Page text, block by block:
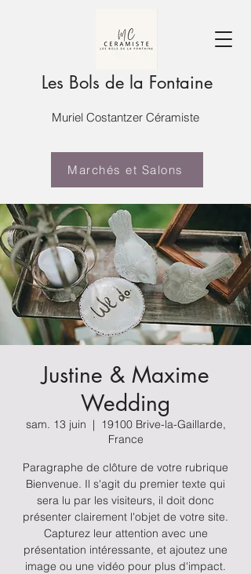
Les Bols de la Fontaine
Muriel Costantzer Céramiste
Marchés et Salons
Justine & Maxime
Wedding
sam. 13 juin
  |
19100 Brive-la-Gaillarde,
France
Paragraphe de clôture de votre rubrique
Bienvenue. Il s'agit du premier texte qui
sera lu par les visiteurs, il doit donc
présenter clairement l'objet de votre site.
Capturez leur attention avec une
présentation intéressante, et ajoutez une
image ou une vidéo pour plus d'impact.